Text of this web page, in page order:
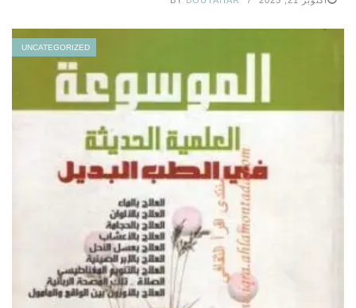
UNCATEGORIZED